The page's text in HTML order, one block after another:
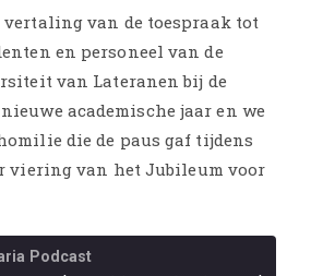
vertaling van de toespraak tot
en personeel van de
van Lateranen bij de
academische jaar en we
die de paus gaf tijdens
viering van het Jubileum voor
Podcast